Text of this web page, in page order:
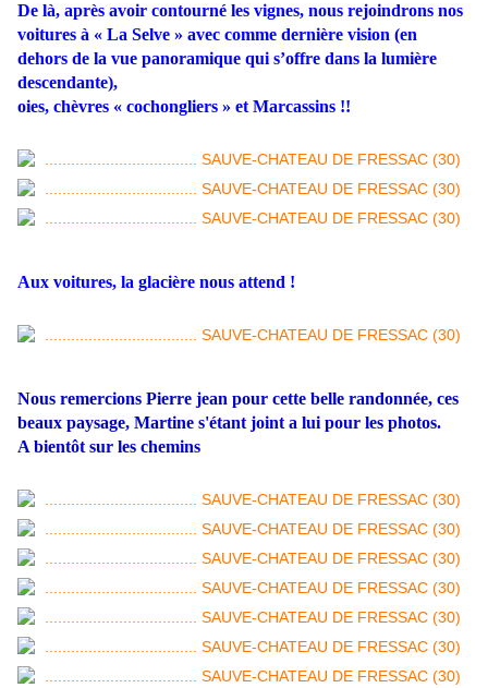
De là, après avoir contourné les vignes, nous rejoindrons nos
voitures à « La Selve » avec comme dernière vision (en
dehors de la vue panoramique qui s’offre dans la lumière
descendante),
oies, chèvres « cochongliers » et Marcassins !!
Aux voitures, la glacière nous attend !
Nous remercions Pierre jean pour cette belle randonnée, ces
beaux paysage, Martine s'étant joint a lui pour les photos.
A bientôt sur les chemins